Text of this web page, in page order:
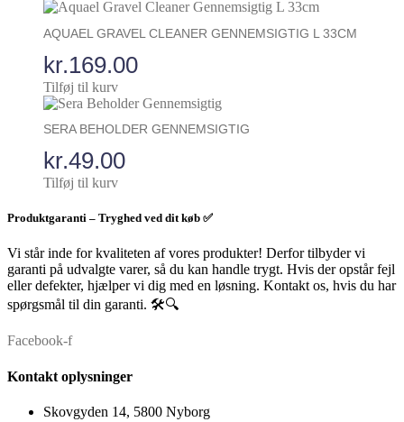
AQUAEL GRAVEL CLEANER GENNEMSIGTIG L 33CM
kr.169.00
Tilføj til kurv
SERA BEHOLDER GENNEMSIGTIG
kr.49.00
Tilføj til kurv
Produktgaranti – Tryghed ved dit køb ✅
Vi står inde for kvaliteten af vores produkter! Derfor tilbyder vi
garanti på udvalgte varer, så du kan handle trygt. Hvis der opstår fejl
eller defekter, hjælper vi dig med en løsning. Kontakt os, hvis du har
spørgsmål til din garanti. 🛠️🔍
Facebook-f
Kontakt oplysninger
Skovgyden 14, 5800 Nyborg